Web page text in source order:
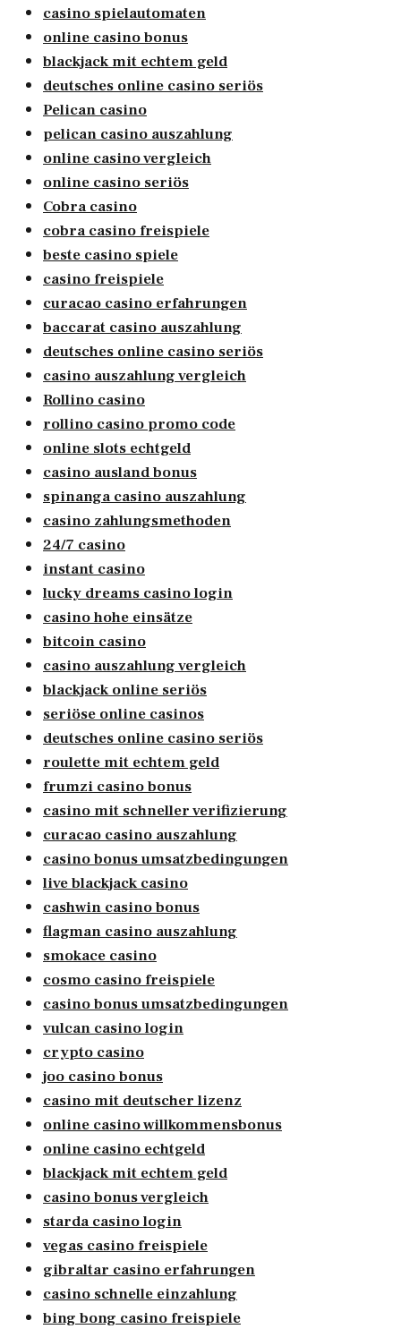
casino spielautomaten
online casino bonus
blackjack mit echtem geld
deutsches online casino seriös
Pelican casino
pelican casino auszahlung
online casino vergleich
online casino seriös
Cobra casino
cobra casino freispiele
beste casino spiele
casino freispiele
curacao casino erfahrungen
baccarat casino auszahlung
deutsches online casino seriös
casino auszahlung vergleich
Rollino casino
rollino casino promo code
online slots echtgeld
casino ausland bonus
spinanga casino auszahlung
casino zahlungsmethoden
24/7 casino
instant casino
lucky dreams casino login
casino hohe einsätze
bitcoin casino
casino auszahlung vergleich
blackjack online seriös
seriöse online casinos
deutsches online casino seriös
roulette mit echtem geld
frumzi casino bonus
casino mit schneller verifizierung
curacao casino auszahlung
casino bonus umsatzbedingungen
live blackjack casino
cashwin casino bonus
flagman casino auszahlung
smokace casino
cosmo casino freispiele
casino bonus umsatzbedingungen
vulcan casino login
crypto casino
joo casino bonus
casino mit deutscher lizenz
online casino willkommensbonus
online casino echtgeld
blackjack mit echtem geld
casino bonus vergleich
starda casino login
vegas casino freispiele
gibraltar casino erfahrungen
casino schnelle einzahlung
bing bong casino freispiele